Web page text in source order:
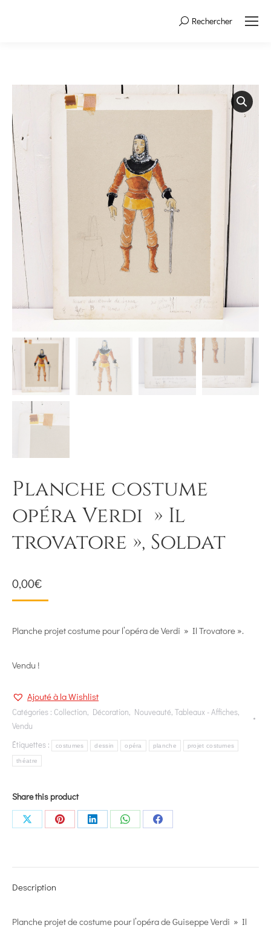
Search:Rechercher
Planche costume
opéra Verdi » Il
trovatore », Soldat
0,00€
Planche projet costume pour l’opéra de Verdi » Il Trovatore ».
Vendu !
Ajouté à la Wishlist
Catégories : Collection, Décoration, Nouveauté, Tableaux - Affiches,
Vendu
Étiquettes :
costumes dessin opéra planche projet costumes
théatre
Share this product
Share
Share
Share
Share
Share
Description
Planche projet de costume pour l’opéra de Guiseppe Verdi » Il